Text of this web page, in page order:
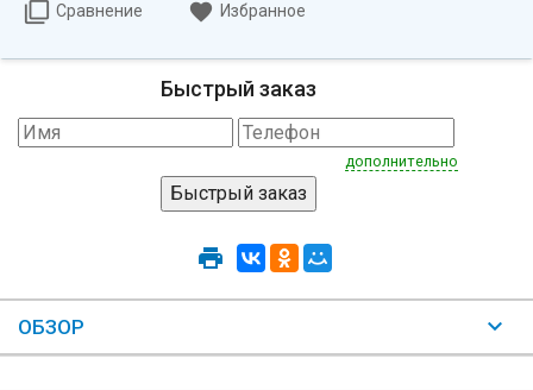
Сравнение Избранное
Быстрый заказ
дополнительно
ОБЗОР